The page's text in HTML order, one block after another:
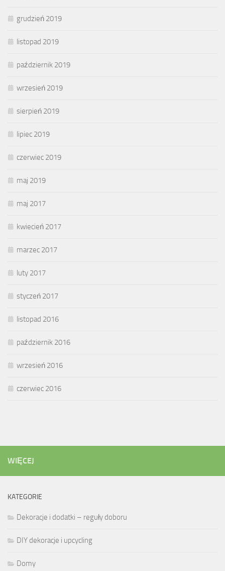
grudzień 2019
listopad 2019
październik 2019
wrzesień 2019
sierpień 2019
lipiec 2019
czerwiec 2019
maj 2019
maj 2017
kwiecień 2017
marzec 2017
luty 2017
styczeń 2017
listopad 2016
październik 2016
wrzesień 2016
czerwiec 2016
WIĘCEJ
KATEGORIE
Dekoracje i dodatki – reguły doboru
DIY dekoracje i upcycling
Domy